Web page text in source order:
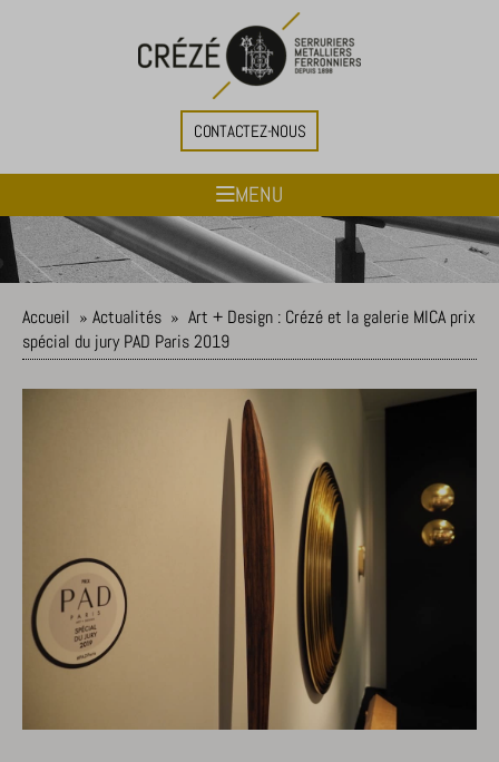
CONTACTEZ-NOUS
MENU
Accueil » Actualités » Art + Design : Crézé et la galerie MICA prix
spécial du jury PAD Paris 2019